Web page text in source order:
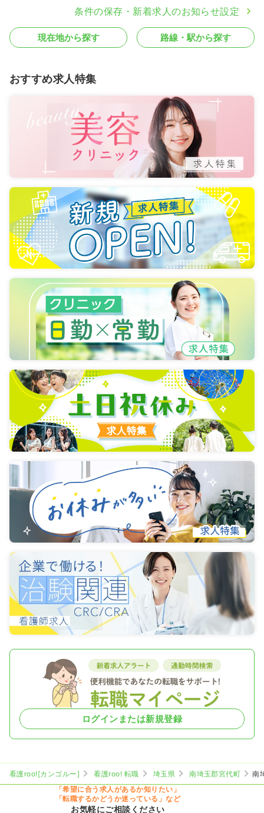
条件の保存・新着求人のお知らせ設定
現在地から探す 路線・駅から探す
おすすめ求人特集
ログインまたは新規登録
看護roo![カンゴルー] 看護roo! 転職 埼玉県 南埼玉郡宮代町
南
「希望に合う求人があるか知りたい」
「転職するかどうか迷っている」など
お気軽にご相談ください